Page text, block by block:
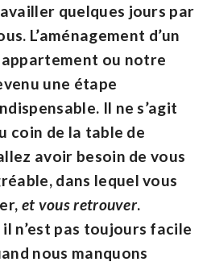
quelques jours par
L’aménagement d’un
ou notre
une étape
Il ne s’agit
coin de la table de
avoir besoin de vous
dans lequel vous
et vous retrouver.
n’est pas toujours facile
nous manquons